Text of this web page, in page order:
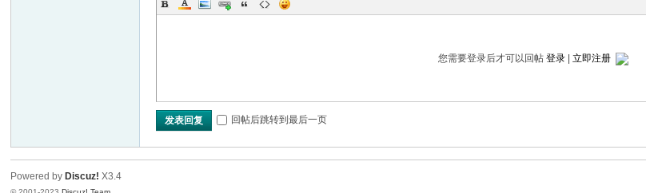
您需要登录后才可以回帖登录 |立即注册
发表回复 回帖后跳转到最后一页
Powered by Discuz! X3.4